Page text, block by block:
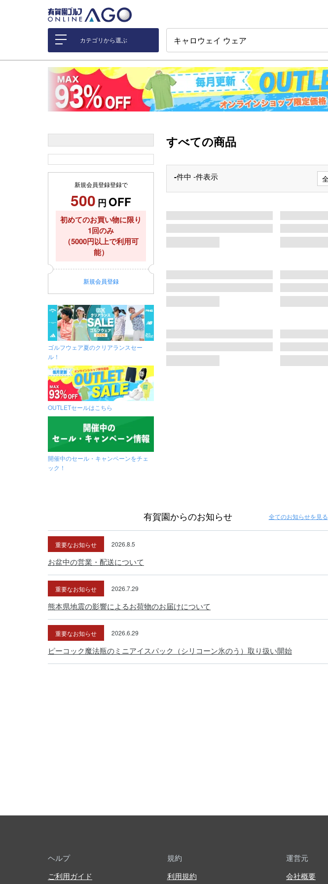
カテゴリから選ぶ
新規会員登録登録で
500 円 OFF
初めてのお買い物に限り
1回のみ
（5000円以上で利用可
能）
新規会員登録
ゴルフウェア夏のクリアランスセー
ル！
OUTLETセールはこちら
開催中のセール・キャンペーンをチェ
ック！
すべての商品
-件中 -件表示
有賀園からのお知らせ 全てのお知らせを見る
重要なお知らせ 2026.8.5
お盆中の営業・配送について
重要なお知らせ 2026.7.29
熊本県地震の影響によるお荷物のお届けについて
重要なお知らせ 2026.6.29
ピーコック魔法瓶のミニアイスパック（シリコーン氷のう）取り扱い開始
ヘルプ
ご利用ガイド
規約
利用規約
運営元
会社概要